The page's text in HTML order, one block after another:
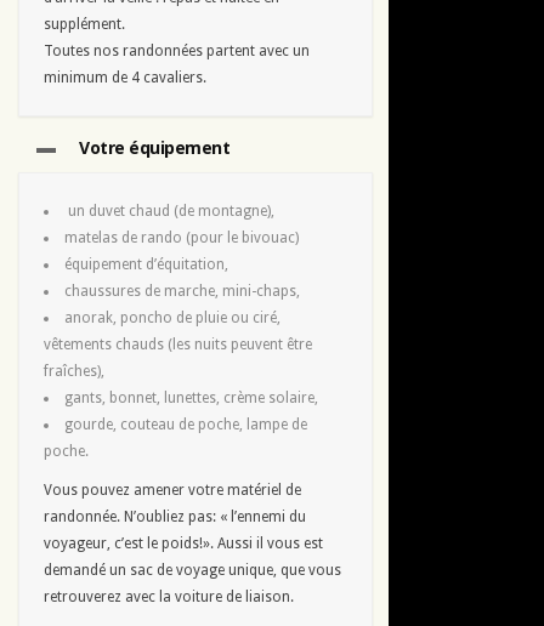
supplément.
Toutes nos randonnées partent avec un
minimum de 4 cavaliers.
Votre équipement
un duvet chaud (de montagne),
matelas de rando (pour le bivouac)
équipement d’équitation,
chaussures de marche, mini-chaps,
anorak, poncho de pluie ou ciré,
vêtements chauds (les nuits peuvent être
fraîches),
gants, bonnet, lunettes, crème solaire,
gourde, couteau de poche, lampe de
poche.
Vous pouvez amener votre matériel de
randonnée. N’oubliez pas: « l’ennemi du
voyageur, c’est le poids!». Aussi il vous est
demandé un sac de voyage unique, que vous
retrouverez avec la voiture de liaison.